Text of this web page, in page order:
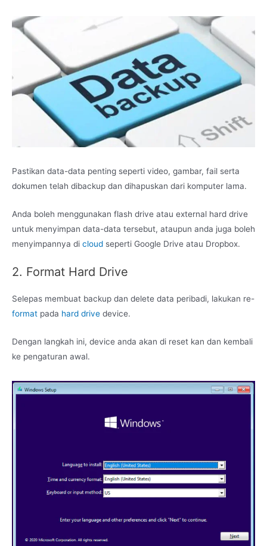
Pastikan data-data penting seperti video, gambar, fail serta
dokumen telah dibackup dan dihapuskan dari komputer lama.
Anda boleh menggunakan flash drive atau external hard drive
untuk menyimpan data-data tersebut, ataupun anda juga boleh
menyimpannya di cloud seperti Google Drive atau Dropbox.
2. Format Hard Drive
Selepas membuat backup dan delete data peribadi, lakukan re-
format pada hard drive device.
Dengan langkah ini, device anda akan di reset kan dan kembali
ke pengaturan awal.